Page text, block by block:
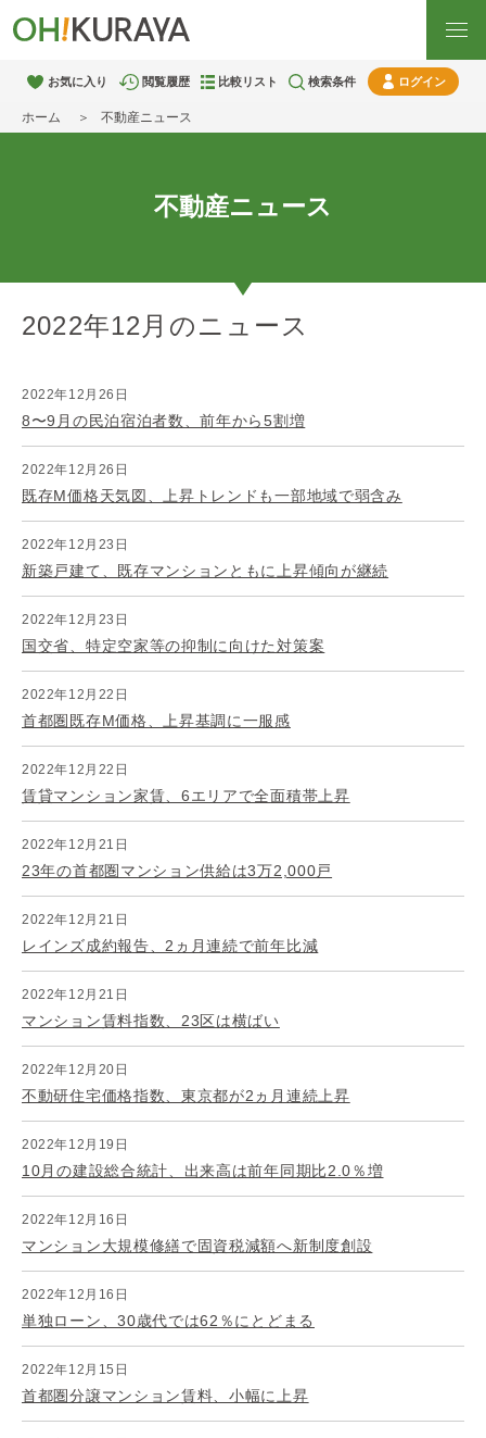
お気に入り 閲覧履歴 比較リスト 検索条件 ログイン
ホーム 不動産ニュース
不動産ニュース
2022年12月のニュース
2022年12月26日
8〜9月の民泊宿泊者数、前年から5割増
2022年12月26日
既存M価格天気図、上昇トレンドも一部地域で弱含み
2022年12月23日
新築戸建て、既存マンションともに上昇傾向が継続
2022年12月23日
国交省、特定空家等の抑制に向けた対策案
2022年12月22日
首都圏既存M価格、上昇基調に一服感
2022年12月22日
賃貸マンション家賃、6エリアで全面積帯上昇
2022年12月21日
23年の首都圏マンション供給は3万2,000戸
2022年12月21日
レインズ成約報告、2ヵ月連続で前年比減
2022年12月21日
マンション賃料指数、23区は横ばい
2022年12月20日
不動研住宅価格指数、東京都が2ヵ月連続上昇
2022年12月19日
10月の建設総合統計、出来高は前年同期比2.0％増
2022年12月16日
マンション大規模修繕で固資税減額へ新制度創設
2022年12月16日
単独ローン、30歳代では62％にとどまる
2022年12月15日
首都圏分譲マンション賃料、小幅に上昇